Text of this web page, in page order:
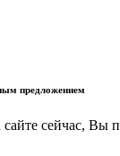
предложением
сейчас, Вы